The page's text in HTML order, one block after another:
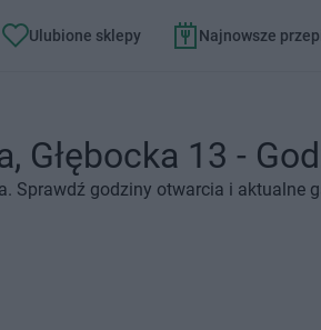
Ulubione sklepy Najnowsze
Głębocka 13 -
Sprawdź godziny otwarcia i aktualne